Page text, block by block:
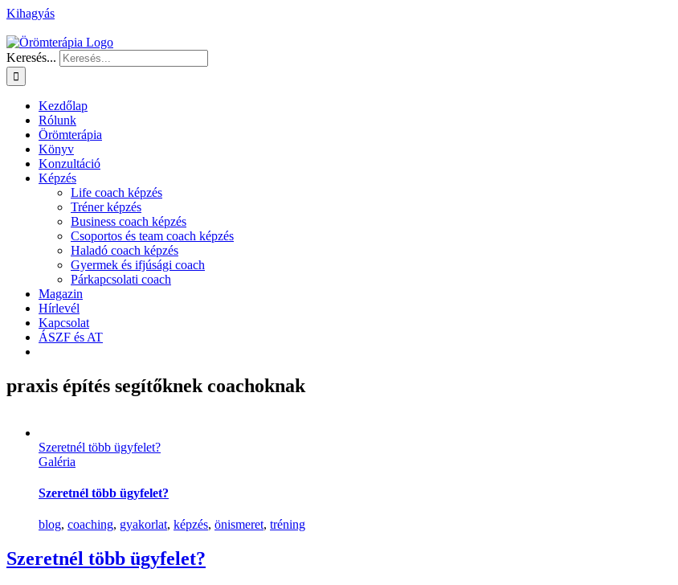
Kihagyás
Keresés...
Kezdőlap
Rólunk
Örömterápia
Könyv
Konzultáció
Képzés
Life coach képzés
Tréner képzés
Business coach képzés
Csoportos és team coach képzés
Haladó coach képzés
Gyermek és ifjúsági coach
Párkapcsolati coach
Magazin
Hírlevél
Kapcsolat
ÁSZF és AT
praxis építés segítőknek coachoknak
Szeretnél több ügyfelet?
Galéria
Szeretnél több ügyfelet?
blog, coaching, gyakorlat, képzés, önismeret, tréning
Szeretnél több ügyfelet?